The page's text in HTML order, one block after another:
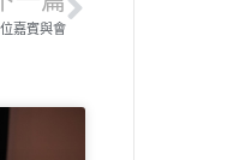
嘉賓與會